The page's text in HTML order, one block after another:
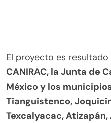
El proyecto es
CANIRAC, la Junta de
México y los
Tianguistenco,
Texcalyacac, Atizapán,